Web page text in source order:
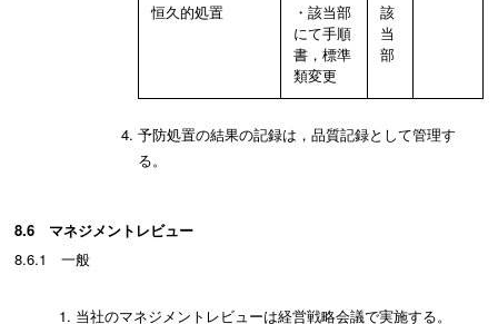
恒久的処置
・該当部
にて手順
書，標準
類変更
該
当
部
予防処置の結果の記録は，品質記録として管理す
る。
8.6 マネジメントレビュー
8.6.1 一般
当社のマネジメントレビューは経営戦略会議で実施する。